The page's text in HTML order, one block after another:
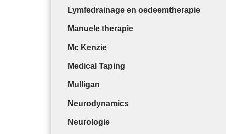
Lymfedrainage en oedeemtherapie
Manuele therapie
Mc Kenzie
Medical Taping
Mulligan
Neurodynamics
Neurologie